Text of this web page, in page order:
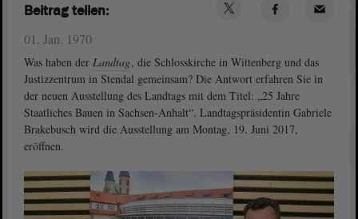
01. Jan. 1970
Was haben der Landtag, die Schlosskirche in Wittenberg und das
Justizzentrum in Stendal gemeinsam? Die Antwort erfahren Sie in
der neuen Ausstellung des Landtags mit dem Titel: „25 Jahre
Staatliches Bauen in Sachsen-Anhalt“. Landtagspräsidentin Gabriele
Brakebusch wird die Ausstellung am Montag, 19. Juni 2017,
eröffnen.
Beitrag teilen: